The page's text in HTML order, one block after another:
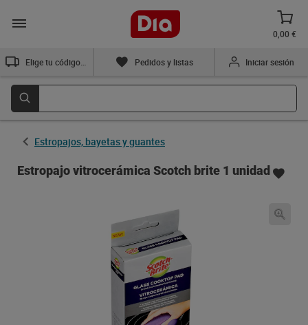
0,00 €
Pedidos y listas Iniciar sesión
Estropajos, bayetas y guantes
Estropajo vitrocerámica Scotch brite 1 unidad